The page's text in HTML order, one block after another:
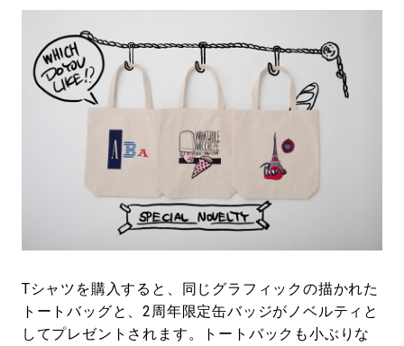
Tシャツを購入すると、同じグラフィックの描かれた
トートバッグと、2周年限定缶バッジがノベルティと
してプレゼントされます。トートバックも小ぶりな